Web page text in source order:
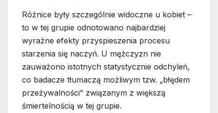
Różnice były szczególnie widoczne u kobiet –
to w tej grupie odnotowano najbardziej
wyraźne efekty przyspieszenia procesu
starzenia się naczyń. U mężczyzn nie
zauważono istotnych statystycznie odchyleń,
co badacze tłumaczą możliwym tzw. „błędem
przeżywalności” związanym z większą
śmiertelnością w tej grupie.